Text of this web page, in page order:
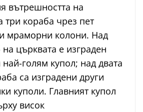
вътрешността на
три кораба чрез пет
мраморни колони. Над
църквата е изграден
голям купол; над двата
са изградени други
куполи. Главният купол
висок